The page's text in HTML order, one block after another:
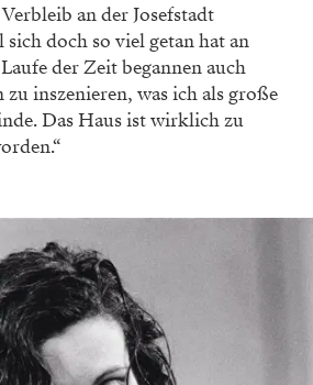
an der Josefstadt
sich doch so viel getan hatan
der Zeit begannen auch
zu inszenieren, was ich als große
Das Haus ist wirklichzu